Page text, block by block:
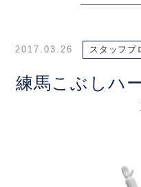
2017.03.26 スタッフブ
練馬こぶしハ